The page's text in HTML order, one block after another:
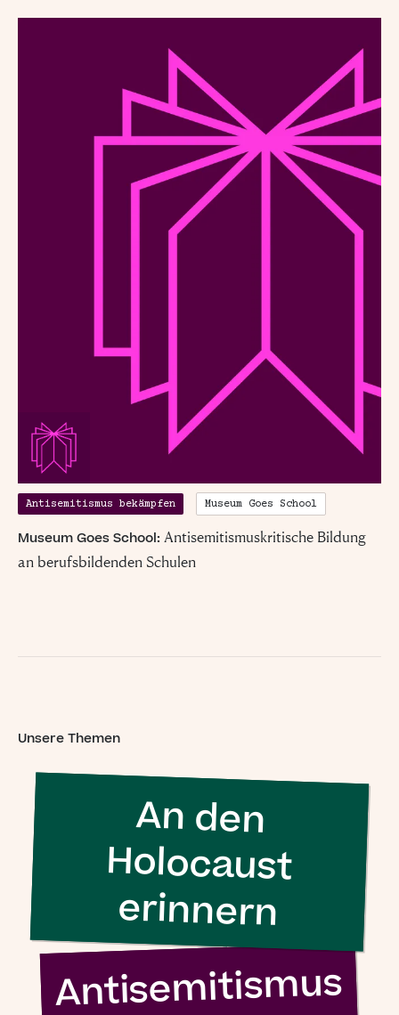
Antisemitismus bekämpfen Museum Goes School
Museum Goes School: Antisemitismuskritische Bildung
an berufsbildenden Schulen
Unsere Themen
An den
Holocaust
erinnern
Antisemitismus
„Damit das Böse
gedeiht, braucht
es nur gute
Simon Wiesenthal (1908 – 2005)